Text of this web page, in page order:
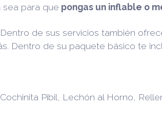
sea para que pongas un inflable o
de sus servicios también
Dentro de su paquete básico te
Pibil, Lechón al Horno,